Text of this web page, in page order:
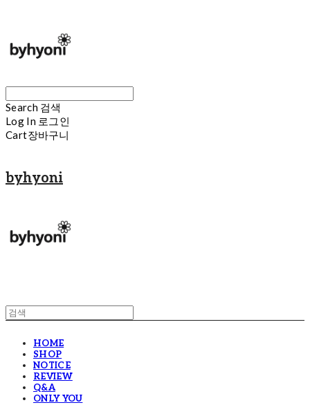
Search 검색
Log In 로그인
Cart장바구니
byhyoni
HOME
SHOP
NOTICE
REVIEW
Q&A
ONLY YOU